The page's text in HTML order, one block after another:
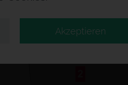
Akzeptieren